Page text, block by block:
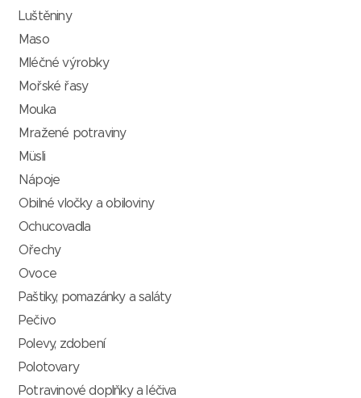
Luštěniny
Maso
Mléčné výrobky
Mořské řasy
Mouka
Mražené potraviny
Müsli
Nápoje
Obilné vločky a obiloviny
Ochucovadla
Ořechy
Ovoce
Paštiky, pomazánky a saláty
Pečivo
Polevy, zdobení
Polotovary
Potravinové doplňky a léčiva